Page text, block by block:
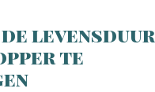
de levensduur
te